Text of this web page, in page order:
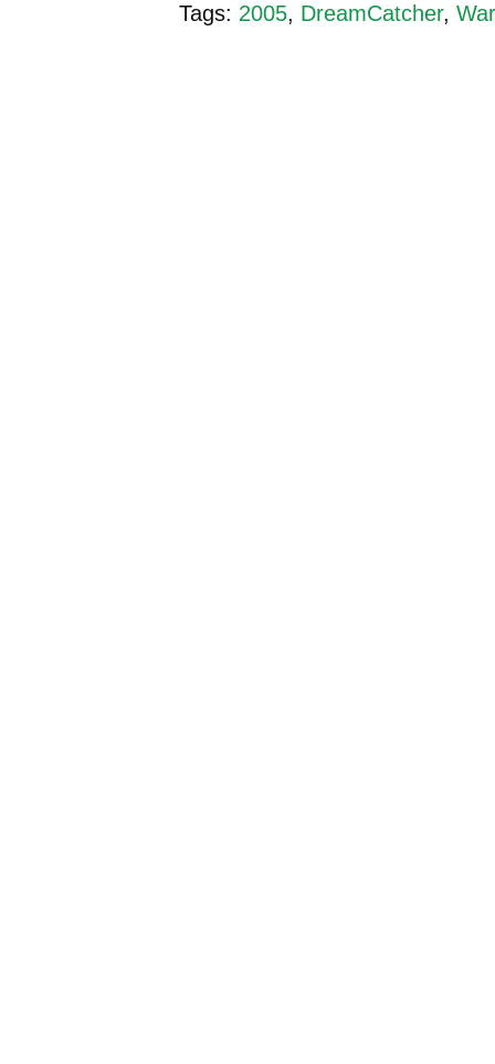
Tags: 2005, DreamCatcher,